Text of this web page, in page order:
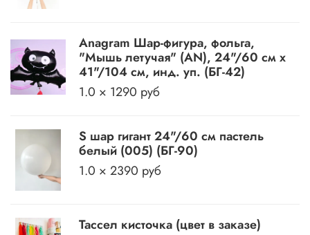
Anagram Шар-фигура, фольга,
"Мышь летучая" (AN), 24"/60 см х
41"/104 см, инд. уп. (БГ-42)
1.0 × 1290 руб
S шар гигант 24"/60 см пастель
белый (005) (БГ-90)
1.0 × 2390 руб
Тассел кисточка (цвет в заказе)